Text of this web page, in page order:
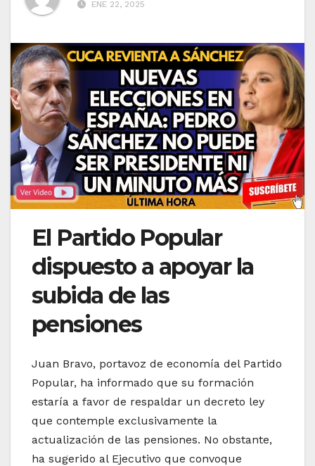
ENE 22, 2025
El Partido Popular
dispuesto a apoyar la
subida de las
pensiones
Juan Bravo, portavoz de economía del Partido
Popular, ha informado que su formación
estaría a favor de respaldar un decreto ley
que contemple exclusivamente la
actualización de las pensiones. No obstante,
ha sugerido al Ejecutivo que convoque